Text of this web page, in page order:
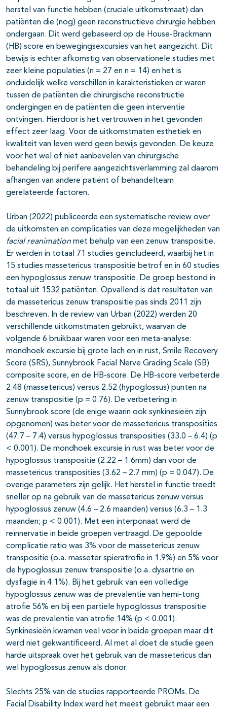
herstel van functie hebben (cruciale uitkomstmaat) dan
patiënten die (nog) geen reconstructieve chirurgie hebben
ondergaan. Dit werd gebaseerd op de House-Brackmann
(HB) score en bewegingsexcursies van het aangezicht. Dit
bewijs is echter afkomstig van observationele studies met
zeer kleine populaties (n = 27 en n = 14) en het is
onduidelijk welke verschillen in karakteristieken er waren
tussen de patiënten die chirurgische reconstructie
ondergingen en de patiënten die geen interventie
ontvingen. Hierdoor is het vertrouwen in het gevonden
effect zeer laag. Voor de uitkomstmaten esthetiek en
kwaliteit van leven werd geen bewijs gevonden. De keuze
voor het wel of niet aanbevelen van chirurgische
behandeling bij perifere aangezichtsverlamming zal daarom
afhangen van andere patiënt of behandelteam
gerelateerde factoren.
Urban (2022) publiceerde een systematische review over
de uitkomsten en complicaties van deze mogelijkheden van
facial reanimation met behulp van een zenuw transpositie.
Er werden in totaal 71 studies geïncludeerd, waarbij het in
15 studies massetericus transpositie betrof en in 60 studies
een hypoglossus zenuw transpositie. De groep bestond in
totaal uit 1532 patiënten. Opvallend is dat resultaten van
de massetericus zenuw transpositie pas sinds 2011 zijn
beschreven. In de review van Urban (2022) werden 20
verschillende uitkomstmaten gebruikt, waarvan de
volgende 6 bruikbaar waren voor een meta-analyse:
mondhoek excursie bij grote lach en in rust, Smile Recovery
Score (SRS), Sunnybrook Facial Nerve Grading Scale (SB)
composite score, en de HB-score. De HB-score verbeterde
2.48 (massetericus) versus 2.52 (hypoglossus) punten na
zenuw transpositie (p = 0.76). De verbetering in
Sunnybrook score (de enige waarin ook synkinesieën zijn
opgenomen) was beter voor de massetericus transposities
(47.7 – 7.4) versus hypoglossus transposities (33.0 – 6.4) (p
< 0.001). De mondhoek excursie in rust was beter voor de
hypoglossus transpositie (2.22 – 1.6mm) dan voor de
massetericus transposities (3.62 – 2.7 mm) (p = 0.047). De
overige parameters zijn gelijk. Het herstel in functie treedt
sneller op na gebruik van de massetericus zenuw versus
hypoglossus zenuw (4.6 – 2.6 maanden) versus (6.3 – 1.3
maanden; p < 0.001). Met een interponaat werd de
reïnnervatie in beide groepen vertraagd. De gepoolde
complicatie ratio was 3% voor de massetericus zenuw
transpositie (o.a. masseter spieratrofie in 1.9%) en 5% voor
de hypoglossus zenuw transpositie (o.a. dysartrie en
dysfagie in 4.1%). Bij het gebruik van een volledige
hypoglossus zenuw was de prevalentie van hemi-tong
atrofie 56% en bij een partiele hypoglossus transpositie
was de prevalentie van atrofie 14% (p < 0.001).
Synkinesieën kwamen veel voor in beide groepen maar dit
werd niet gekwantificeerd. Al met al doet de studie geen
harde uitspraak over het gebruik van de massetericus dan
wel hypoglossus zenuw als donor.
Slechts 25% van de studies rapporteerde PROMs. De
Facial Disability Index werd het meest gebruikt maar een